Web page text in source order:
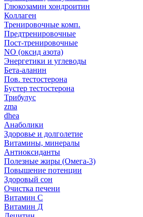
Глюкозамин хондроитин
Коллаген
Тренировочные комп.
Предтренировочные
Пост-тренировочные
NO (оксид азота)
Энергетики и углеводы
Бета-аланин
Пов. тестостерона
Бустер тестостерона
Трибулус
zma
dhea
Анаболики
Здоровье и долголетие
Витамины, минералы
Антиоксиданты
Полезные жиры (Омега-3)
Повышение потенции
Здоровый сон
Очистка печени
Витамин С
Витамин Д